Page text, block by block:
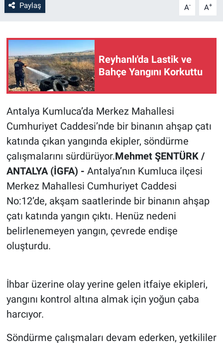
Paylaş A- A+
Reyhanlı'da Lastik ve
Bahçe Yangını Korkuttu
Antalya Kumluca’da Merkez Mahallesi
Cumhuriyet Caddesi’nde bir binanın ahşap çatı
katında çıkan yangında ekipler, söndürme
çalışmalarını sürdürüyor.Mehmet ŞENTÜRK /
ANTALYA (İGFA) - Antalya’nın Kumluca ilçesi
Merkez Mahallesi Cumhuriyet Caddesi
No:12’de, akşam saatlerinde bir binanın ahşap
çatı katında yangın çıktı. Henüz nedeni
belirlenemeyen yangın, çevrede endişe
oluşturdu.
İhbar üzerine olay yerine gelen itfaiye ekipleri,
yangını kontrol altına almak için yoğun çaba
harcıyor.
Söndürme çalışmaları devam ederken, yetkililer